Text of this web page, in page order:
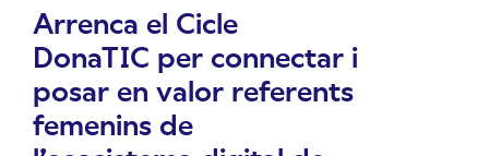
Arrenca el Cicle
DonaTIC per connectar i
posar en valor referents
femenins de